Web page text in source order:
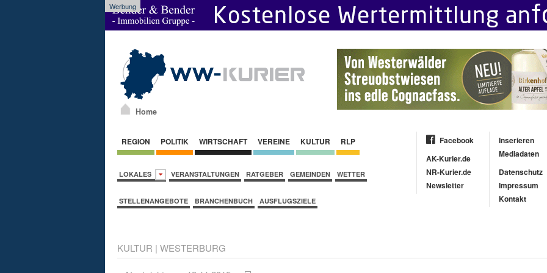
Werbung
Home
REGION POLITIK WIRTSCHAFT VEREINE KULTUR RLP
LOKALES VERANSTALTUNGEN RATGEBER GEMEINDEN WETTER
STELLENANGEBOTE BRANCHENBUCH AUSFLUGSZIELE
Facebook
AK-Kurier.de
NR-Kurier.de
Newsletter
Inserieren
Mediadaten
Datenschutz
Impressum
Kontakt
KULTUR | WESTERBURG